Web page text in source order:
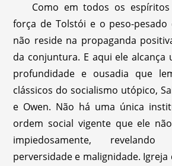
Como em todos os espíritos
força de Tolstói e o peso-pesado
não reside na propaganda
da conjuntura. E aqui ele alcança
profundidade e ousadia que
clássicos do socialismo utópico,
e Owen. Não há uma única
ordem social vigente que ele
impiedosamente,
perversidade e malignidade. Igreja